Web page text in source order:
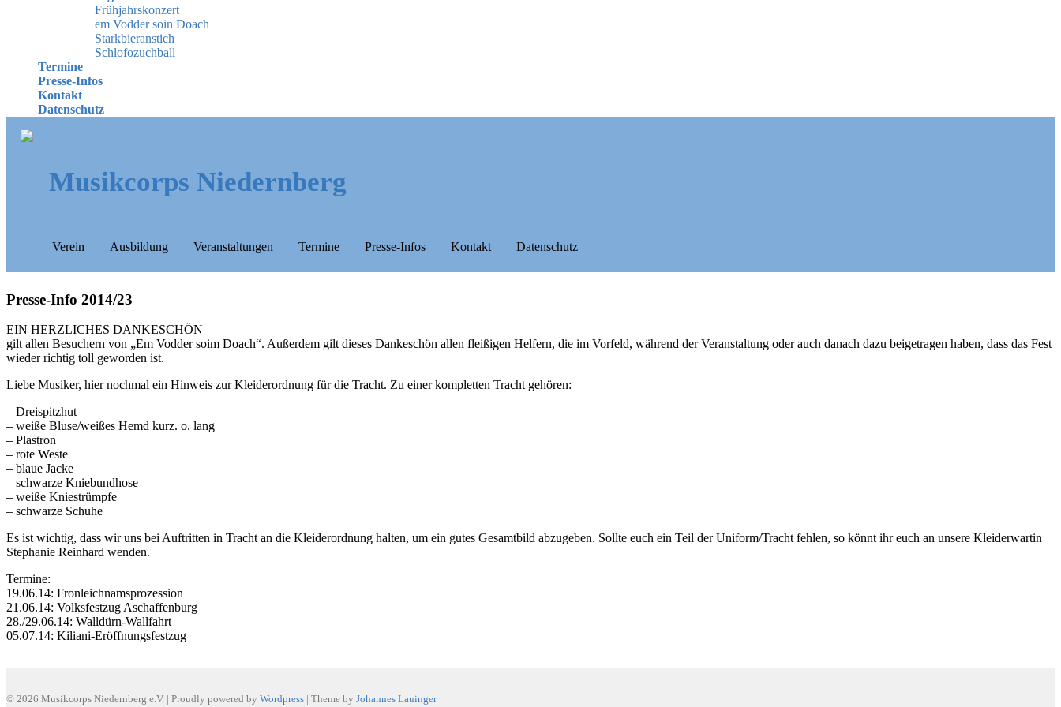
Frühjahrskonzert
em Vodder soin Doach
Starkbieranstich
Schlofozuchball
Termine
Presse-Infos
Kontakt
Datenschutz
Musikcorps Niedernberg
Verein Ausbildung Veranstaltungen Termine Presse-Infos Kontakt Datenschutz
Presse-Info 2014/23
EIN HERZLICHES DANKESCHÖN
gilt allen Besuchern von „Em Vodder soim Doach“. Außerdem gilt dieses Dankeschön allen fleißigen Helfern, die im Vorfeld, während der Veranstaltung oder auch danach dazu beigetragen haben, dass das Fest
wieder richtig toll geworden ist.
Liebe Musiker, hier nochmal ein Hinweis zur Kleiderordnung für die Tracht. Zu einer kompletten Tracht gehören:
– Dreispitzhut
– weiße Bluse/weißes Hemd kurz. o. lang
– Plastron
– rote Weste
– blaue Jacke
– schwarze Kniebundhose
– weiße Kniestrümpfe
– schwarze Schuhe
Es ist wichtig, dass wir uns bei Auftritten in Tracht an die Kleiderordnung halten, um ein gutes Gesamtbild abzugeben. Sollte euch ein Teil der Uniform/Tracht fehlen, so könnt ihr euch an unsere Kleiderwartin
Stephanie Reinhard wenden.
Termine:
19.06.14: Fronleichnamsprozession
21.06.14: Volksfestzug Aschaffenburg
28./29.06.14: Walldürn-Wallfahrt
05.07.14: Kiliani-Eröffnungsfestzug
© 2026 Musikcorps Niedernberg e.V. Proudly powered by Wordpress Theme by Johannes Lauinger